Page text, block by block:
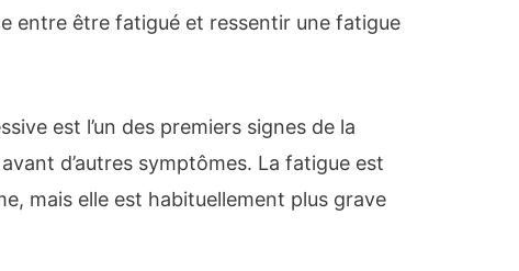
entre être fatigué et ressentir une fatigue
est l’un des premiers signes de la
d’autres symptômes. La fatigue est
mais elle est habituellement plus grave